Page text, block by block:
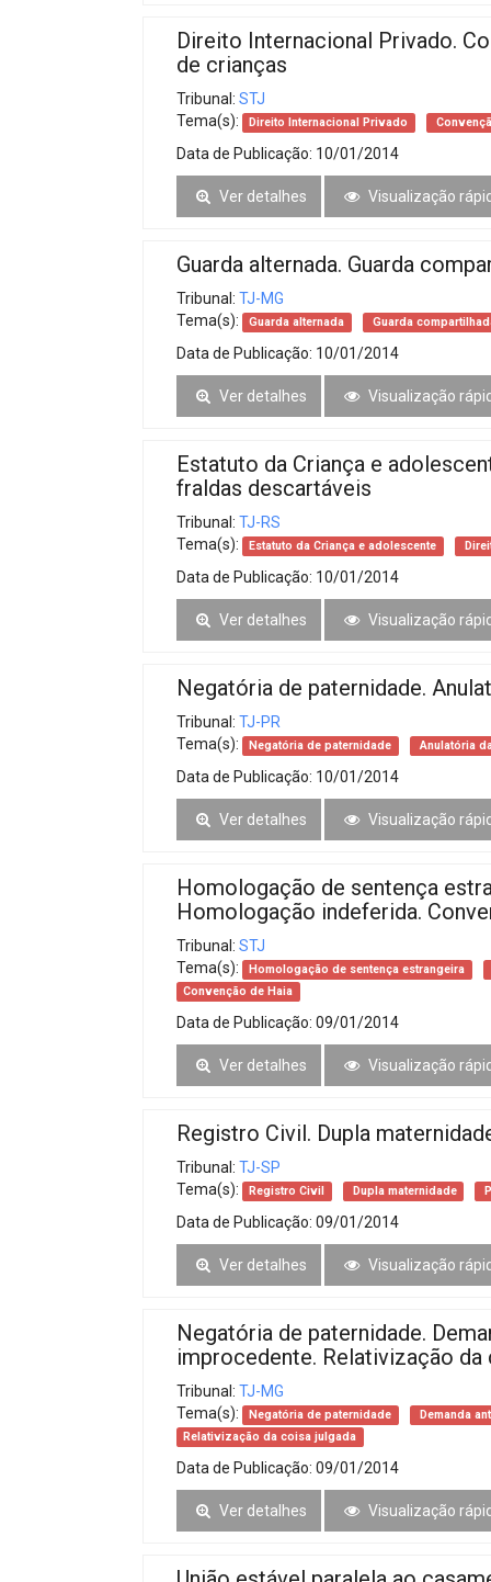
Direito Internacional Privado.
de crianças
Tribunal: STJ
Tema(s):
Direito Internacional Privado
Data de Publicação: 10/01/2014
Ver detalhes Visualização
Guarda alternada. Guarda
Tribunal: TJ-MG
Tema(s):
Guarda alternada Guarda
Data de Publicação: 10/01/2014
Ver detalhes Visualização
Estatuto da Criança e
fraldas descartáveis
Tribunal: TJ-RS
Tema(s):
Estatuto da Criança e adolescente
Data de Publicação: 10/01/2014
Ver detalhes Visualização
Negatória de paternidade.
Tribunal: TJ-PR
Tema(s):
Negatória de paternidade Anulatória
Data de Publicação: 10/01/2014
Ver detalhes Visualização
Homologação de sentença
Homologação indeferida.
Tribunal: STJ
Tema(s):
Homologação de sentença estrangeira
Convenção de Haia
Data de Publicação: 09/01/2014
Ver detalhes Visualização
Registro Civil. Dupla
Tribunal: TJ-SP
Tema(s):
Registro Civil Dupla maternidade
Data de Publicação: 09/01/2014
Ver detalhes Visualização
Negatória de paternidade.
improcedente. Relativização da
Tribunal: TJ-MG
Tema(s):
Negatória de paternidade
Demanda
Relativização da coisa julgada
Data de Publicação: 09/01/2014
Ver detalhes Visualização